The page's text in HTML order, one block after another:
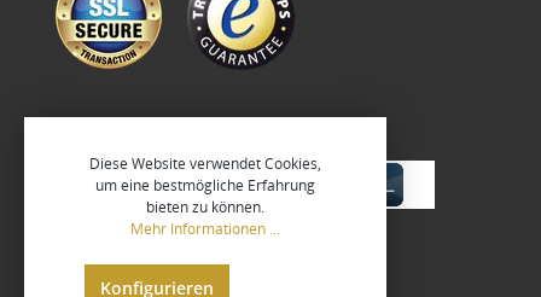
Diese Website verwendet Cookies,
um eine bestmögliche Erfahrung
bieten zu können.
Mehr Informationen ...
Konfigurieren